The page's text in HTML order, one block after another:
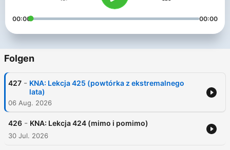
00:00 00:00
Folgen
427 - KNA: Lekcja 425 (powtórka z ekstremalnego
lata)
06 Aug. 2026
426 - KNA: Lekcja 424 (mimo i pomimo)
30 Jul. 2026